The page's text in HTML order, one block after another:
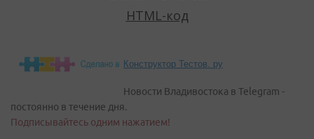
Конструктор Тестов. ру
Новости Владивостока в Telegram -
постоянно в течение дня.
Подписывайтесь одним нажатием!